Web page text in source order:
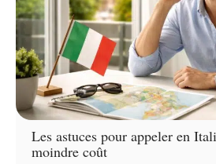
Les astuces pour appeler en
moindre coût